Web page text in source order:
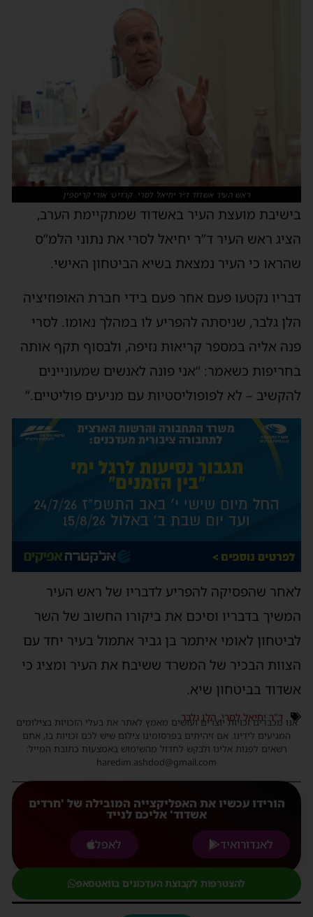
ראש העיר אשדוד ד״ר יחיאל לסרי. קרדיט: אורי קריספין
בישיבת מועצת העיר באשדוד שמתקיימת הערב,
הציג ראש העיר ד”ר יחיאל לסרי את נתוני הלמ”ס
שהראו כי העיר נמצאת בשיא הביטחון האישי.
דבריו נקטעו פעם אחר פעם בידי חברת האופוזיציה
הלן גלבר, שניסתה להפריע לו במהלך נאומו. לסרי
פנה אליה במספר קריאות נזיפה, ולבסוף תקף אותה
בחריפות כשאמר: “אני פונה לאנשים שמעוניינים
להקשיב – לא לפופוליסטיות עם מניעים פוליטיים.”
לאחר שהפסיקה להפריע לדבריו של ראש העיר
המשיך בדבריו וסיכם את ביקורו החשוב של השר
לביטחון לאומי איתמר בן גביר אתמול בעיר יחד עם
הצוות הבכיר של המשרד ששיבח את העיר ומציג כי
אשדוד בביטחון שיא.
ד"ר יחיאל לסרי, הלן גלבר
אנו מכבדים זכויות יוצרים ועושים מאמץ לאתר את בעלי הזכויות בצילומים
המגיעים לידינו. אם זיהיתים בפרסומינו צילום שיש לכם זכויות בו, אתם
רשאים לפנות אלינו ולבקש לחדול מהשימוש באמצעות כתובת המייל:
haredim.ashdod@gmail.com
הורידו עכשיו את האפליקצייה המובילה של 'חרדים
אשדוד' אליכם לנייד
לאנדורואיד
לאפל
להצטרפות לקבוצת העדכונים בוואטסאפ